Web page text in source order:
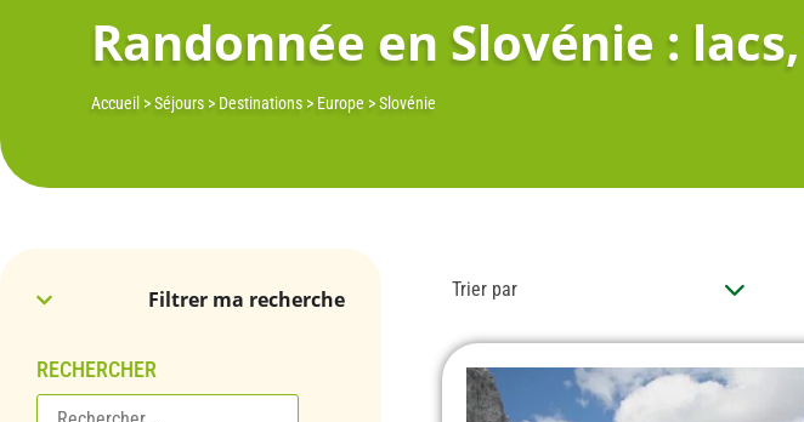
Randonnée en Slovénie :
Accueil >Séjours > Destinations > Europe >Slovénie
Filtrer ma recherche
RECHERCHER
Trier par